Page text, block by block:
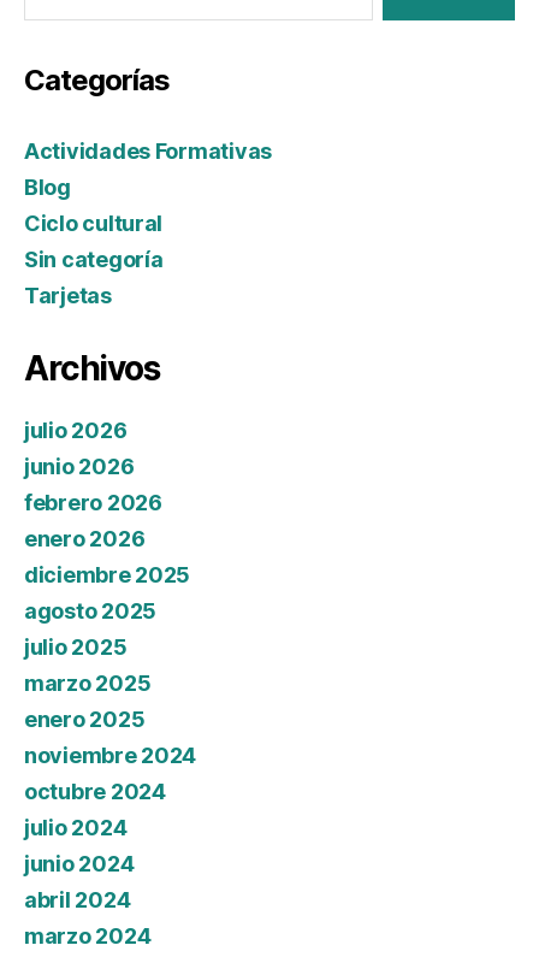
Categorías
Actividades Formativas
Blog
Ciclo cultural
Sin categoría
Tarjetas
Archivos
julio 2026
junio 2026
febrero 2026
enero 2026
diciembre 2025
agosto 2025
julio 2025
marzo 2025
enero 2025
noviembre 2024
octubre 2024
julio 2024
junio 2024
abril 2024
marzo 2024